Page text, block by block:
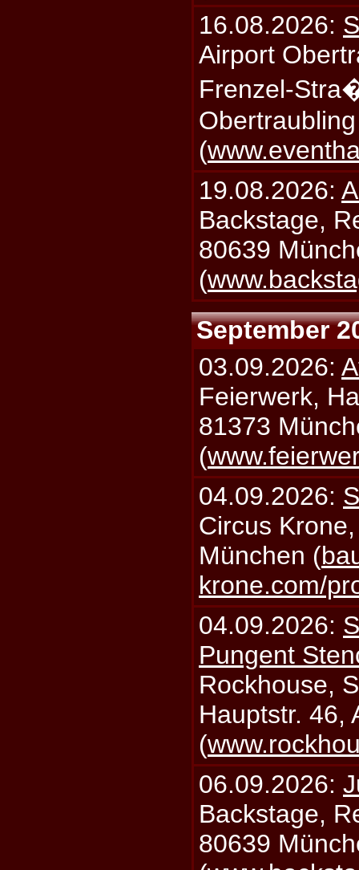
16.08.2026:
Airport
Frenzel-
(
19.08.2026:
Backstage,
80639
(
September
03.09.2026:
Feierwerk,
81373
(
04.09.2026:
Circus
München (
krone.com/
04.09.2026:
Pungent
Rockhouse,
Hauptstr. 46,
(
06.09.2026:
Backstage,
80639